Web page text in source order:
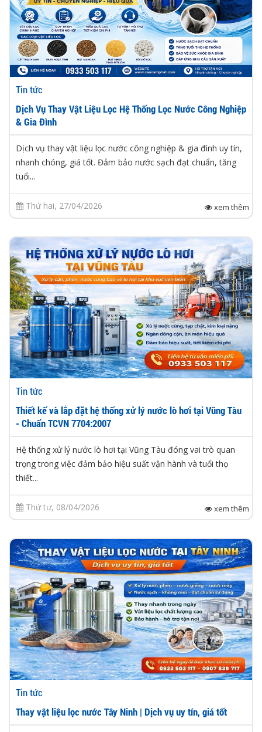
Tin tức
Dịch Vụ Thay Vật Liệu Lọc Hệ Thống Lọc Nước Công Nghiệp
& Gia Đình
Dịch vụ thay vật liệu lọc nước công nghiệp & gia đình uy tín,
nhanh chóng, giá tốt. Đảm bảo nước sạch đạt chuẩn, tăng
tuổi...
Thứ hai, 27/04/2026 xem thêm
Tin tức
Thiết kế và lắp đặt hệ thống xử lý nước lò hơi tại Vũng Tàu
- Chuẩn TCVN 7704:2007
Hệ thống xử lý nước lò hơi tại Vũng Tàu đóng vai trò quan
trọng trong việc đảm bảo hiệu suất vận hành và tuổi thọ
thiết...
Thứ tư, 08/04/2026 xem thêm
Tin tức
Thay vật liệu lọc nước Tây Ninh | Dịch vụ uy tín, giá tốt